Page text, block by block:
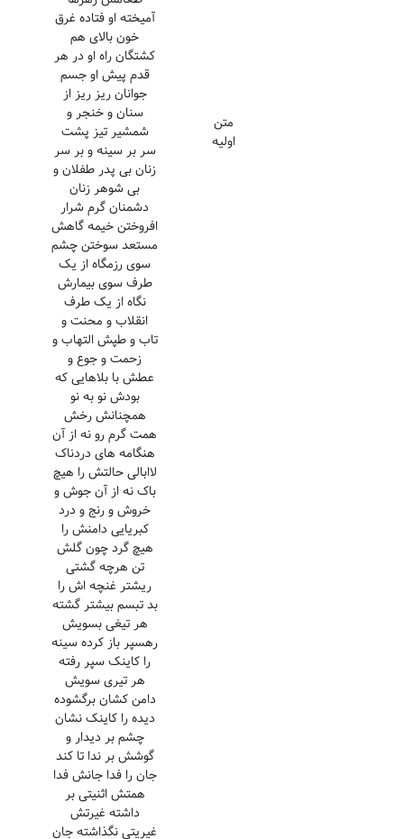
متن
اولیه
آمیخته او فتاده غرق
خون بالای هم
کشتگان راه او در هر
قدم پیش او جسم
جوانان ریز ریز از
سنان و خنجر و
شمشیر تیز پشت
سر بر سینه و بر سر
زنان بی پدر طفلان و
بی شوهر زنان
دشمنان گرم شرار
افروختن خیمه گاهش
مستعد سوختن چشم
سوی رزمگاه از یک
طرف سوی بیمارش
نگاه از یک طرف
انقلاب و محنت و
تاب و طپش التهاب و
زحمت و جوع و
عطش با بلاهایی که
بودش نو به نو
همچنانش رخش
همت گرم رو نه از آن
هنگامه های دردناک
لاابالی حالتش را هیچ
باک نه از آن جوش و
خروش و رنج و درد
کبریایی دامنش را
هیچ گرد چون گلش
تن هرچه گشتی
ریشتر غنچه اش را
بد تبسم بیشتر گشته
هر تیغی بسویش
رهسپر باز کرده سینه
را کاینک سپر رفته
هر تیری سویش
دامن کشان برگشوده
دیده را کاینک نشان
چشم بر دیدار و
گوشش بر ندا تا کند
جان را فدا جانش فدا
همتش اثنیتی بر
داشته غیرتش
غیریتی نگذاشته جان